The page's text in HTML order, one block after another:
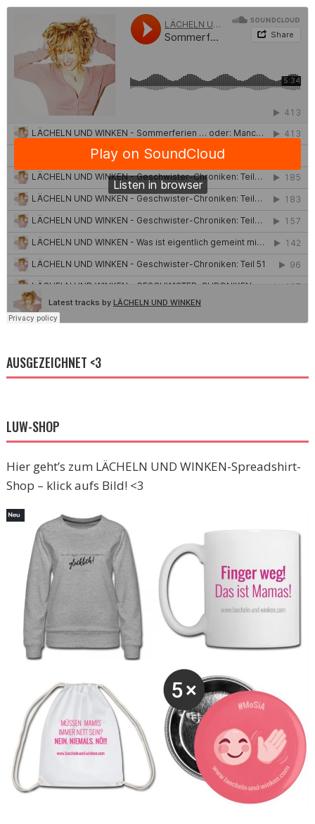
AUSGEZEICHNET <3
LUW-SHOP
Hier geht’s zum LÄCHELN UND WINKEN-Spreadshirt-
Shop – klick aufs Bild! <3